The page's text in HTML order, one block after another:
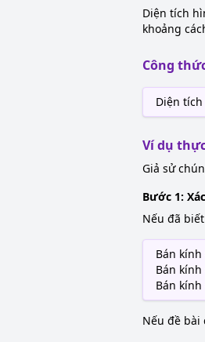
Diện tích
khoảng
Công
Diện
Ví dụ
Giả sử
Bước 1:
Nếu đã
Bán
Bán kính
Bán kính
Nếu đề bài